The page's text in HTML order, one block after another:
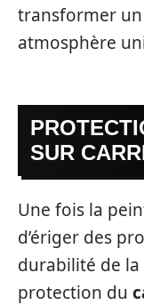
transformer un
atmosphère
SUR
Une fois la
d’ériger des
durabilité de
protection du